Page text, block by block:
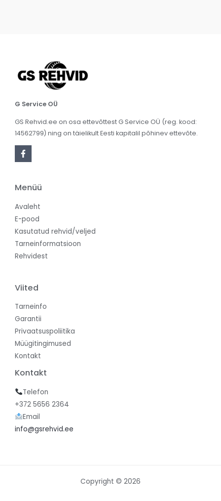
G Service OÜ
GS Rehvid.ee on osa ettevõttest G Service OÜ (reg. kood:
14562799) ning on täielikult Eesti kapitalil põhinev ettevõte.
Menüü
Avaleht
E-pood
Kasutatud rehvid/veljed
Tarneinformatsioon
Rehvidest
Viited
Tarneinfo
Garantii
Privaatsuspoliitika
Müügitingimused
Kontakt
Kontakt
Telefon
+372 5656 2364
Email
info@gsrehvid.ee
Copyright © 2026